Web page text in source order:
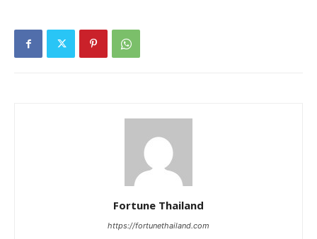
Fortune Thailand
https://fortunethailand.com